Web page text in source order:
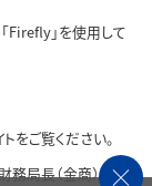
Firefly」を使用して
をご覧ください。
局長（金商）第195